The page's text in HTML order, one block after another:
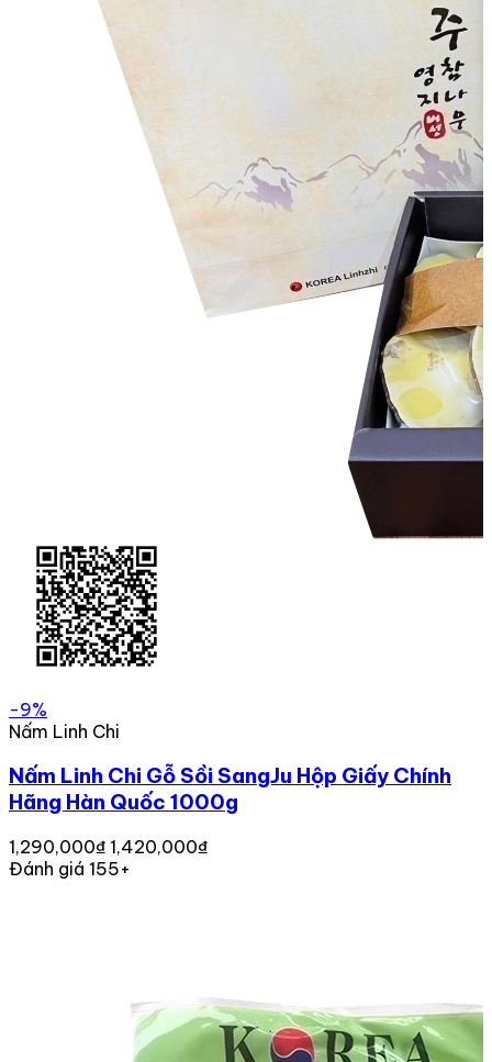
-9%
Nấm Linh Chi
Nấm Linh Chi Gỗ Sồi SangJu Hộp Giấy Chính
Hãng Hàn Quốc 1000g
1,290,000₫ 1,420,000₫
Đánh giá 155+